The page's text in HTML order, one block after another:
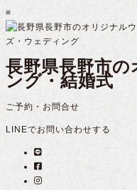
≡
長野県長野市
ング・結婚式
ご予約・お問合せ
LINEでお問い合わせする